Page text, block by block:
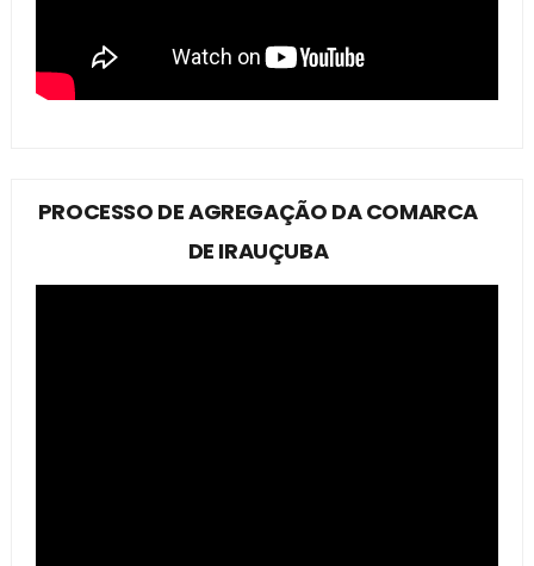
PROCESSO DE AGREGAÇÃO DA COMARCA
DE IRAUÇUBA